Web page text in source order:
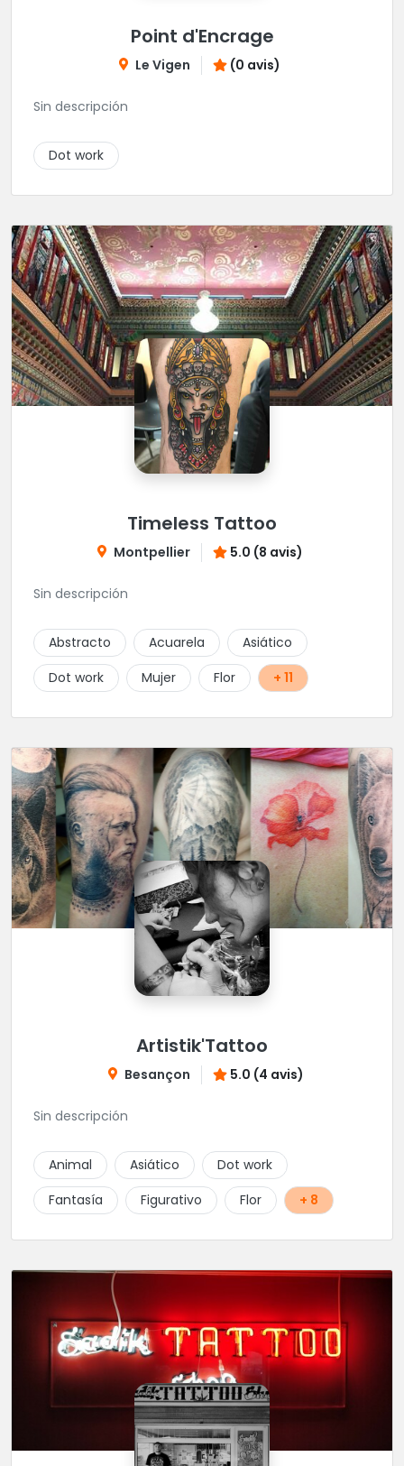
Point d'Encrage
Le Vigen (0 avis)
Sin descripción
Dot work
Timeless Tattoo
Montpellier 5.0 (8 avis)
Sin descripción
Abstracto Acuarela
Asiático
Dot work
Mujer Flor + 11
Artistik'Tattoo
Besançon 5.0 (4 avis)
Sin descripción
Animal Asiático
Dot work
Fantasía
Figurativo Flor + 8